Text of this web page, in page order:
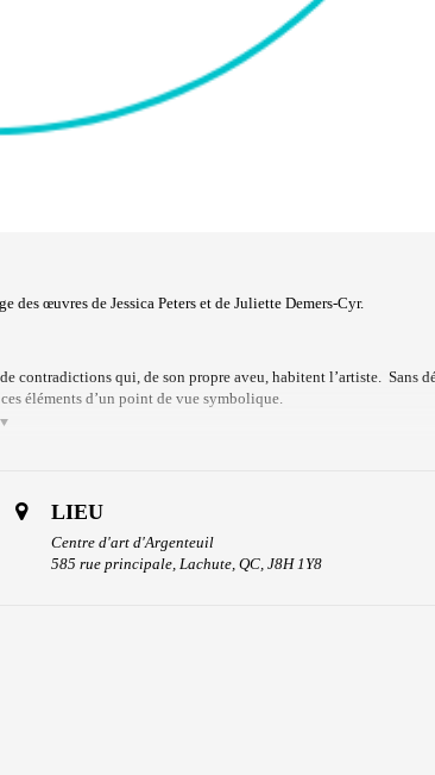
œuvres de Jessica Peters et de Juliette Demers-Cyr.
contradictions qui, de son propre aveu, habitent l’artiste. Sans
éléments d’un point de vue symbolique.
LIEU
Centre d'art d'Argenteuil
585 rue principale, Lachute, QC, J8H 1Y8